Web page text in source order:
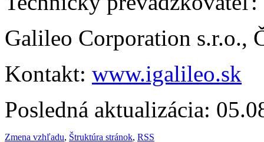
Galileo Corporation s.r.o.,
Kontakt: www.igalileo.sk
Posledná aktualizácia:
Zmena vzhľadu, Štruktúra stránok, RSS